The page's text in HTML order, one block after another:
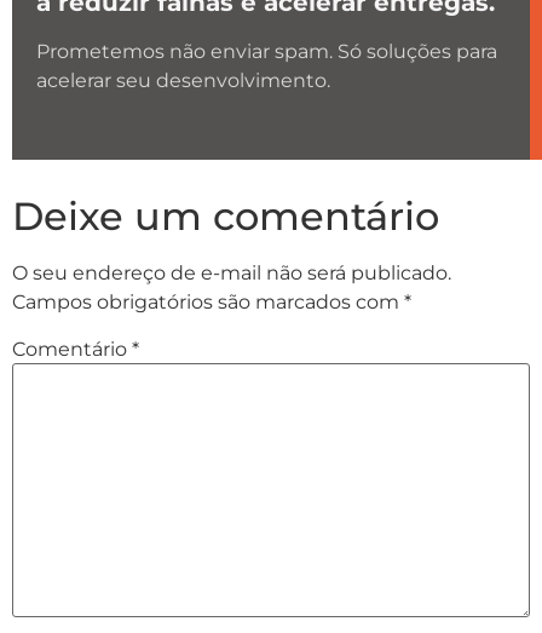
Prometemos não enviar spam. Só soluções para
acelerar seu desenvolvimento.
Deixe um comentário
O seu endereço de e-mail não será publicado.
Campos obrigatórios são marcados com *
Comentário *